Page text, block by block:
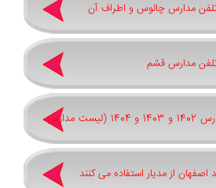
مدارس چالوس و اطراف آن
مدارس قشم
آمار بانک اطلاعاتی مدارس 1402 و 1403 و 1404 (لیست مدارس
از مدیار استفاده می کنند